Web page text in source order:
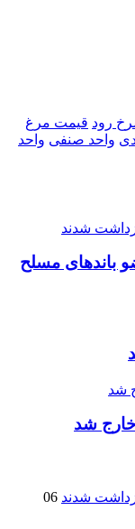
رود قیمت مرغ
واحد صنفی واحد
موساد و ۴ عضو باند‌های مسلح
06